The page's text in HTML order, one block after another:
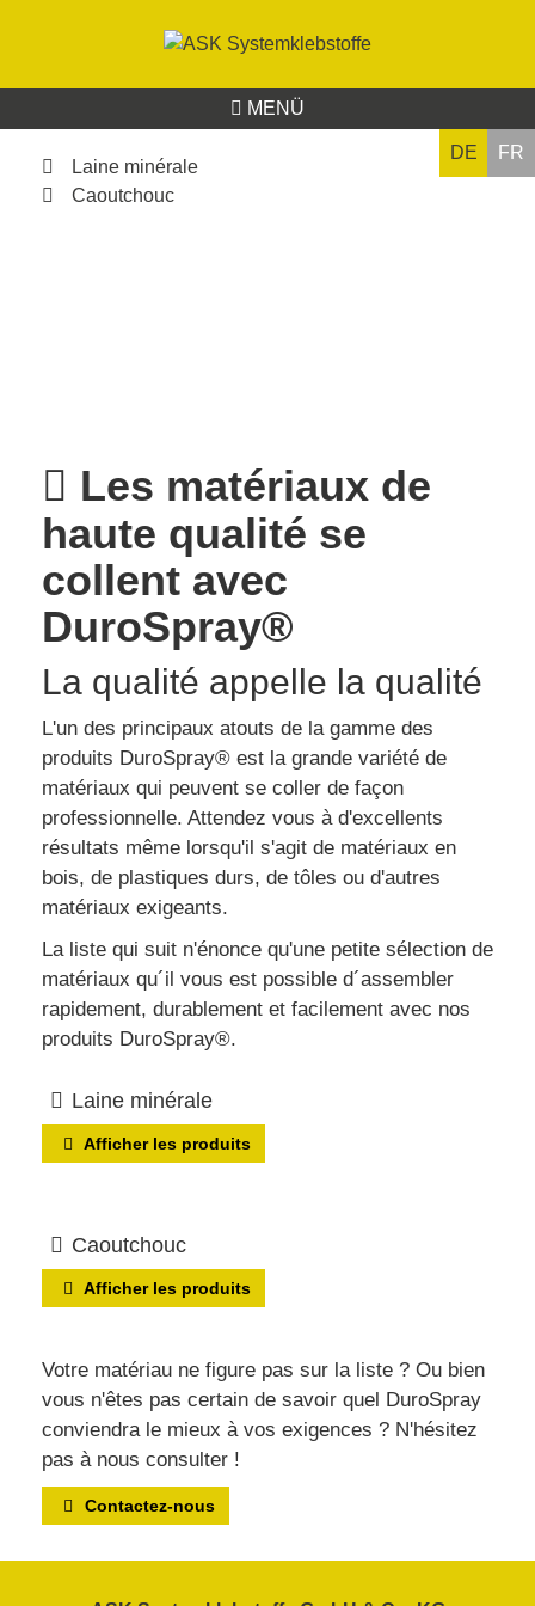
MENÜ
DE FR
Laine minérale
Caoutchouc
Les matériaux de
haute qualité se
collent avec
DuroSpray®
La qualité appelle la qualité
L'un des principaux atouts de la gamme des
produits DuroSpray® est la grande variété de
matériaux qui peuvent se coller de façon
professionnelle. Attendez vous à d'excellents
résultats même lorsqu'il s'agit de matériaux en
bois, de plastiques durs, de tôles ou d'autres
matériaux exigeants.
La liste qui suit n'énonce qu'une petite sélection de
matériaux qu´il vous est possible d´assembler
rapidement, durablement et facilement avec nos
produits DuroSpray®.
Laine minérale
Afficher les produits
Caoutchouc
Afficher les produits
Votre matériau ne figure pas sur la liste ? Ou bien
vous n'êtes pas certain de savoir quel DuroSpray
conviendra le mieux à vos exigences ? N'hésitez
pas à nous consulter !
Contactez-nous